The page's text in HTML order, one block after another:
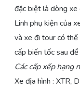
đặc biệt là dòng xe
Linh phụ kiện của
và xe đi tour có
cấp biến tốc sau
Các cấp xếp hạng
Xe địa hình : XTR,